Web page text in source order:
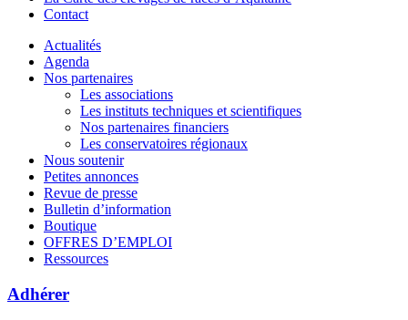
Contact
Actualités
Agenda
Nos partenaires
Les associations
Les instituts techniques et scientifiques
Nos partenaires financiers
Les conservatoires régionaux
Nous soutenir
Petites annonces
Revue de presse
Bulletin d’information
Boutique
OFFRES D’EMPLOI
Ressources
Adhérer